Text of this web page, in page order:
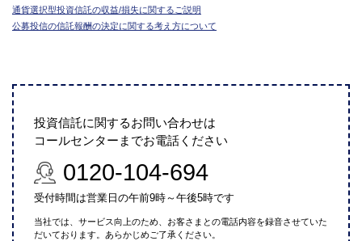
通貨選択型投資信託の収益/損失に関するご説明
公募投信の信託報酬の決定に関する考え方について
投資信託に関するお問い合わせは
コールセンターまでお電話ください
0120-104-694
受付時間は営業日の午前9時～午後5時です
当社では、サービス向上のため、お客さまとの電話内容を録音させていた
だいております。あらかじめご了承ください。